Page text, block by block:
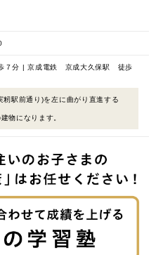
分 | 京成電鉄 京成大久保駅 徒歩
駅前通り)を左に曲がり直進する
物になります。